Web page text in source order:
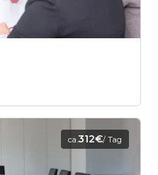
ca.312€/ Tag